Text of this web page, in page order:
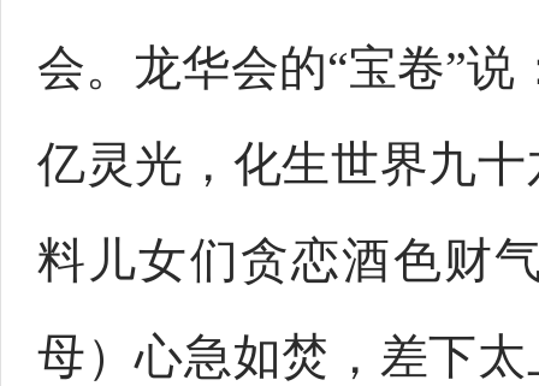
会。龙华会的“宝卷”
亿灵光，化生世界九
料儿女们贪恋酒色财
母）心急如焚，差下